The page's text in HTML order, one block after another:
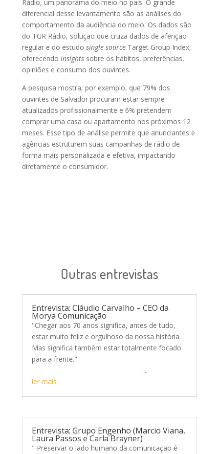
Rádio, um panorama do meio no país. O grande
diferencial desse levantamento são as análises do
comportamento da audiência do meio. Os dados são
do TGR Rádio, solução que cruza dados de aferição
regular e do estudo single sourceTarget Group Index,
oferecendo insightssobre os hábitos, preferências,
opiniões e consumo dos ouvintes.
A pesquisa mostra, por exemplo, que 79% dos
ouvintes de Salvador procuram estar sempre
atualizados profissionalmente e 6% pretendem
comprar uma casa ou apartamento nos próximos 12
meses. Esse tipo de análise permite que anunciantes e
agências estruturem suas campanhas de rádio de
forma mais personalizada e efetiva, impactando
diretamente o consumidor.
Outras entrevistas
Entrevista: Cláudio Carvalho – CEO da
Morya Comunicação
"Chegar aos 70 anos significa, antes de tudo,
estar muito feliz e orgulhoso da nossa história.
Mas significa também estar totalmente focado
para a frente."
...
ler mais
Entrevista: Grupo Engenho (Marcio Viana,
Laura Passos e Carla Brayner)
" Preservar o lado humano da comunicação é